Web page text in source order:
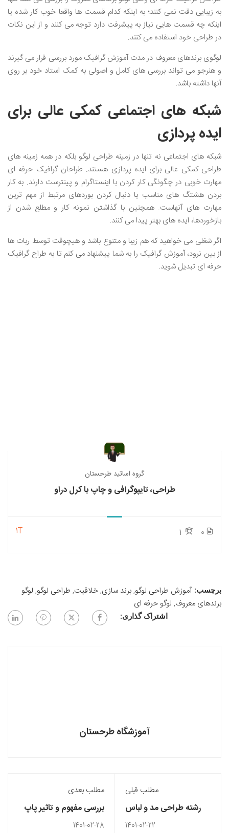
به زیبایی دقت نمی کنند؛ به اینکه کدام قسمت ها واقعا خوب کار شده یا
اینکه چه قسمت هایی نیاز به پیشرفت دارد توجه می کنند و از این نکات
در طراحی خود استفاده می کنند.
لوگوی برندهای معروف در مدت آموزش گرافیک مورد بررسی قرار می گیرند
و هنرجو می تواند بررسی های کامل و اصولی به کمک استاد خود بر روی
آنها داشته باشد.
شبکه های اجتماعی کمکی عالی برای
ایده پردازی
شبکه های اجتماعی نه تنها در زمینه طراحی لوگو بلکه در همه زمینه های
طراحی کمکی عالی برای ایده پردازی هستند. طراحان گرافیک حرفه ای
مهارت خوبی در چگونگی کار کردن با اینستاگرام و پینترست دارند. به کار
بردن هشتگ های مناسب یا دنبال کردن بوردهای مرتبط از مهم ترین
مهارت های آنهاست. همچنین با گذاشتن نمونه کار و مطلع شدن از
بازخوردها، ایده های بهتر پیدا می کنند.
اگر شغلی می خواهید که هم زیبا و متنوع باشد و هیچوقت توسط ربات ها
از بین نرود، آموزش گرافیک را به شما پیشنهاد می کنم تا به طراح گرافیک
حرفه ای تبدیل شوید.
گروه اساتید طرحستان
طراحی، تایپوگرافی و چاپ با کرل دراو
0
1T
برچسب: آموزش طراحی لوگو,برند سازی,خلاقیت, طراحی لوگو, لوگو
برندهای معروف, لوگو حرفه ای
اشتراک گذاری:
آموزشگاه طرحستان
مطلب قبلی
رشته طراحی مد و لباس
ترکیه
1401-02-22
مطلب بعدی
بررسی مفهوم و تاثیر پاپ
آرت در طراحی مد
1401-02-28